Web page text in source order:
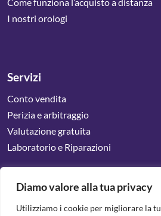
Diamo valore alla tua privacy
Utilizziamo i cookie per migliorare la
Come funziona l’acquisto a distanza
I nostri orologi
Servizi
Conto vendita
Perizia e arbitraggio
Valutazione gratuita
Laboratorio e Riparazioni
Conte Orologi è un marchio
Via Francesco Acri, 68 – 00142